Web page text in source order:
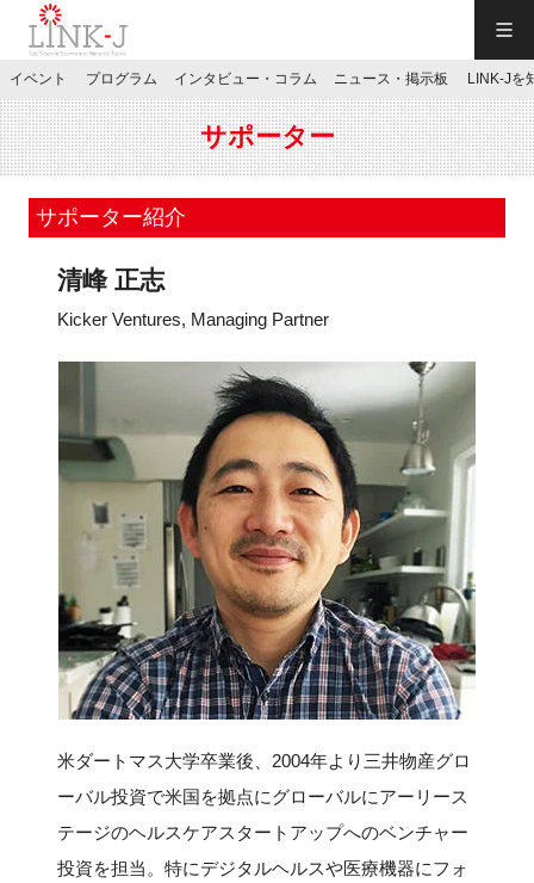
JP／EN
特別会員専用メニュー
施設ご予約
お問い合わせ
マイページ
イベント
プログラム
インタビュー・コラム
ニュース・掲示板
イベント プログラム インタビュー・コラム ニュース・掲示板 LINK-Jを
サポーター
サポーター紹介
清峰 正志
Kicker Ventures, Managing Partner
米ダートマス大学卒業後、2004年より三井物産グロ
ーバル投資で米国を拠点にグローバルにアーリース
テージのヘルスケアスタートアップへのベンチャー
投資を担当。特にデジタルヘルスや医療機器にフォ